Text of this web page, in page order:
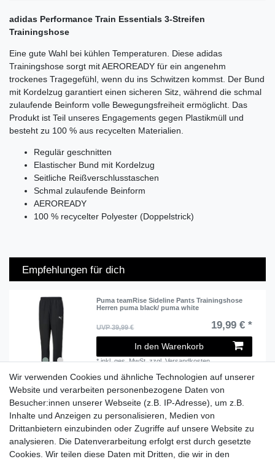
adidas Performance Train Essentials 3-Streifen
Trainingshose
Eine gute Wahl bei kühlen Temperaturen. Diese adidas
Trainingshose sorgt mit AEROREADY für ein angenehm
trockenes Tragegefühl, wenn du ins Schwitzen kommst. Der Bund
mit Kordelzug garantiert einen sicheren Sitz, während die schmal
zulaufende Beinform volle Bewegungsfreiheit ermöglicht. Das
Produkt ist Teil unseres Engagements gegen Plastikmüll und
besteht zu 100 % aus recycelten Materialien.
Regulär geschnitten
Elastischer Bund mit Kordelzug
Seitliche Reißverschlusstaschen
Schmal zulaufende Beinform
AEROREADY
100 % recycelter Polyester (Doppelstrick)
Empfehlungen für dich
Puma teamRise Sideline Pants Trainingshose
Herren puma black/ puma white
UVP 39,99 € 19,99 € *
In den Warenkorb
*inkl. ges. MwSt.zzgl.Versandkosten
Lieferzeit etwa 1 bis 3 Werktage
Versand mit DHL
14 Tage Rückgaberecht
Wir verwenden Cookies und ähnliche Technologien auf unserer
Website und verarbeiten personenbezogene Daten von
Besucher:innen unserer Webseite (z.B. IP-Adresse), um z.B.
Inhalte und Anzeigen zu personalisieren, Medien von
Drittanbietern einzubinden oder Zugriffe auf unsere Website zu
analysieren. Die Datenverarbeitung erfolgt erst durch gesetzte
Cookies. Wir teilen diese Daten mit Dritten, die wir in den